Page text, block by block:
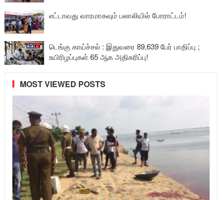
எட்டாவது வாரமாகவும் பலாலியில் போராட்டம்!
டெங்கு காய்ச்சல் : இதுவரை 89,639 பேர் பாதிப்பு ;
உயிரிழப்புகள் 65 ஆக அதிகரிப்பு!
MOST VIEWED POSTS